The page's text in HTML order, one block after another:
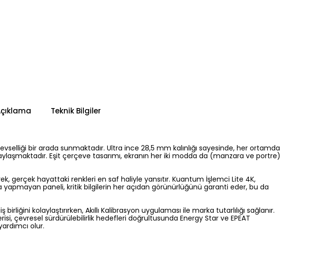
Teknik Bilgiler
bir arada sunmaktadır. Ultra ince 28,5 mm kalınlığı sayesinde, her ortamda
Eşit çerçeve tasarımı, ekranın her iki modda da (manzara ve portre)
gerçek hayattaki renkleri en saf haliyle yansıtır. Kuantum İşlemci Lite 4K,
yapmayan paneli, kritik bilgilerin her açıdan görünürlüğünü garanti eder, bu da
kolaylaştırırken, Akıllı Kalibrasyon uygulaması ile marka tutarlılığı sağlanır.
çevresel sürdürülebilirlik hedefleri doğrultusunda Energy Star ve EPEAT
olur.